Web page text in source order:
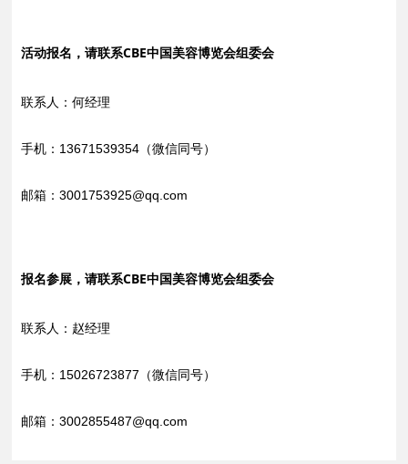
活动报名，请联系CBE中国美容博览会组委会
联系人：何经理
手机：13671539354（微信同号）
邮箱：3001753925@qq.com
报名参展，请联系CBE中国美容博览会组委会
联系人：赵经理
手机：15026723877（微信同号）
邮箱：3002855487@qq.com